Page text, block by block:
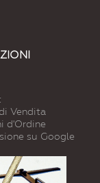
Vendita
d'Ordine
su Google